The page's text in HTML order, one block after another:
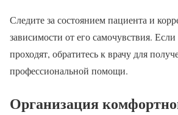
Следите за состоянием пациента и
зависимости от его самочувствия.
проходят, обратитесь к врачу для
профессиональной помощи.
Организация